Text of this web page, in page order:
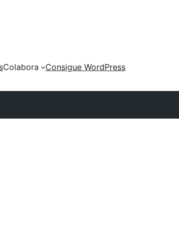
Colabora
Consigue WordPress